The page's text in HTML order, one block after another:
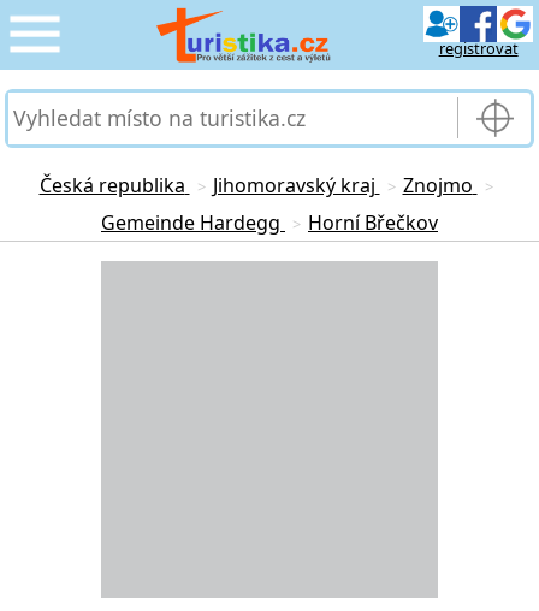
registrovat
CESTOVÁNÍ
SLUŽBY & DOPRAVA
PRO TURISTY ›
Česká republika > Jihomoravský kraj > Znojmo >
Gemeinde Hardegg > Horní Břečkov